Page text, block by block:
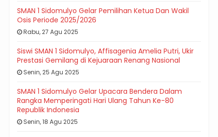
SMAN 1 Sidomulyo Gelar Pemilihan Ketua Dan Wakil
Osis Periode 2025/2026
Rabu, 27 Agu 2025
Siswi SMAN 1 Sidomulyo, Affisagenia Amelia Putri, Ukir
Prestasi Gemilang di Kejuaraan Renang Nasional
Senin, 25 Agu 2025
SMAN 1 Sidomulyo Gelar Upacara Bendera Dalam
Rangka Memperingati Hari Ulang Tahun Ke-80
Republik Indonesia
Senin, 18 Agu 2025